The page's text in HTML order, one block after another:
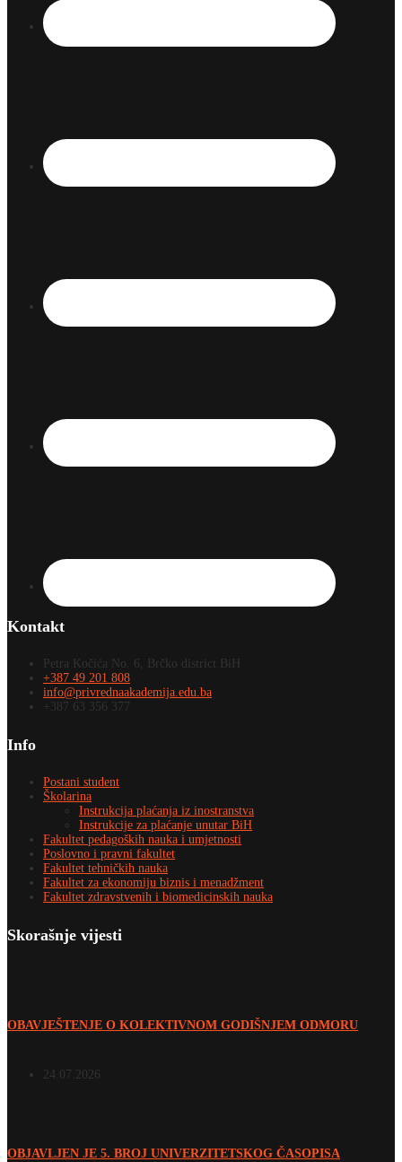
Kontakt
Petra Kočića No. 6, Brčko district BiH
+387 49 201 808
info@privrednaakademija.edu.ba
+387 63 356 377
Info
Postani student
Školarina
Instrukcija plaćanja iz inostranstva
Instrukcije za plaćanje unutar BiH
Fakultet pedagoških nauka i umjetnosti
Poslovno i pravni fakultet
Fakultet tehničkih nauka
Fakultet za ekonomiju biznis i menadžment
Fakultet zdravstvenih i biomedicinskih nauka
Skorašnje vijesti
OBAVJEŠTENJE O KOLEKTIVNOM GODIŠNJEM ODMORU
24.07.2026
OBJAVLJEN JE 5. BROJ UNIVERZITETSKOG ČASOPISA